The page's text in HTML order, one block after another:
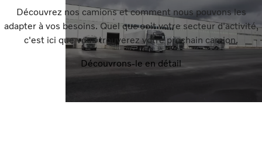
Découvrez nos camions et comment nous pouvons les
adapter à vos besoins. Quel que soit votre secteur d'activité,
c'est ici que vous trouverez votre prochain camion.
Découvrons-le en détail